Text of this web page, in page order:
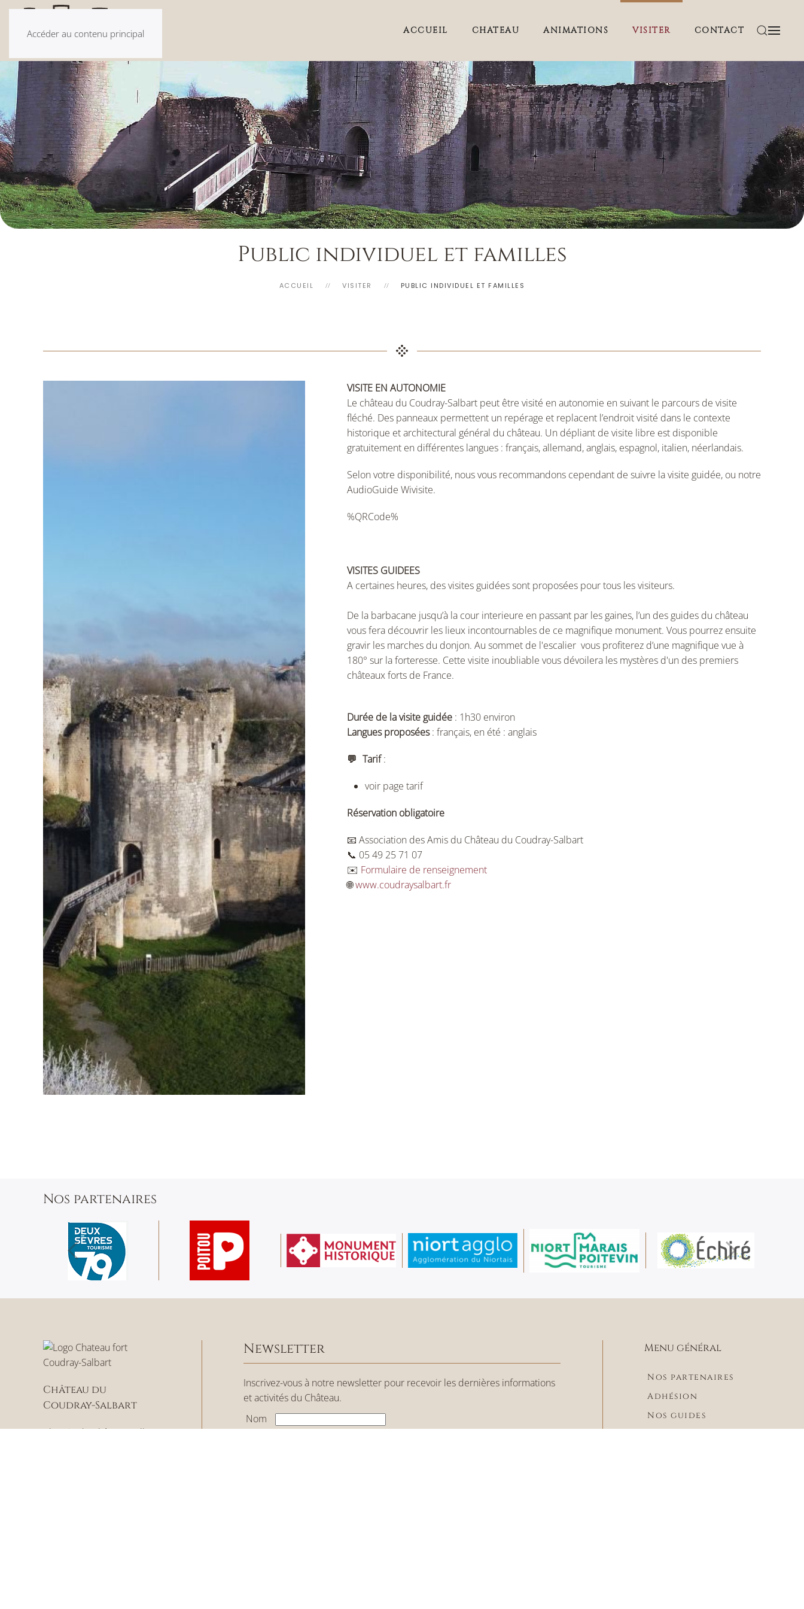
Accéder au contenu principal ACCUEIL CHÂTEAU ANIMATIONS VISITER CONTACT
Public individuel et familles
ACCUEIL VISITER PUBLIC INDIVIDUEL ET FAMILLES
VISITE EN AUTONOMIE
Le château du Coudray-Salbart peut être visité en autonomie en suivant le parcours de visite
fléché. Des panneaux permettent un repérage et replacent l’endroit visité dans le contexte
historique et architectural général du château. Un dépliant de visite libre est disponible
gratuitement en différentes langues : français, allemand, anglais, espagnol, italien, néerlandais.
Selon votre disponibilité, nous vous recommandons cependant de suivre la visite guidée, ou notre
AudioGuide Wivisite.
%QRCode%
VISITES GUIDEES
A certaines heures, des visites guidées sont proposées pour tous les visiteurs.
De la barbacane jusqu’à la cour interieure en passant par les gaines, l’un des guides du château
vous fera découvrir les lieux incontournables de ce magnifique monument. Vous pourrez ensuite
gravir les marches du donjon. Au sommet de l'escalier vous profiterez d’une magnifique vue à
180° sur la forteresse. Cette visite inoubliable vous dévoilera les mystères d'un des premiers
châteaux forts de France.
Durée de la visite guidée : 1h30 environ
Langues proposées: français, en été : anglais
💬 Tarif:
voir page tarif
Réservation obligatoire
📧 Association des Amis du Château du Coudray-Salbart
📞 05 49 25 71 07
✉️ Formulaire de renseignement
🌐www.coudraysalbart.fr
Nos partenaires
Château du
Coudray-Salbart
Chemin du Château-Salbart
Newsletter
Inscrivez-vous à notre newsletter pour recevoir les dernières informations
et activités du Château.
Nom
Menu général
Nos partenaires
Adhésion
Nos guides